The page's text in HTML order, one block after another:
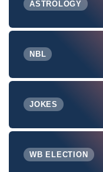
ASTROLOGY
NBL
JOKES
WB ELECTION